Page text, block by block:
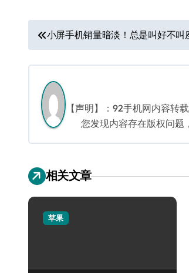
文
章
导
航
小屏手机销量暗淡！总是叫好不叫
【声明】：92手机网内容转
您发现内容存在版权问题
相关文章
苹果